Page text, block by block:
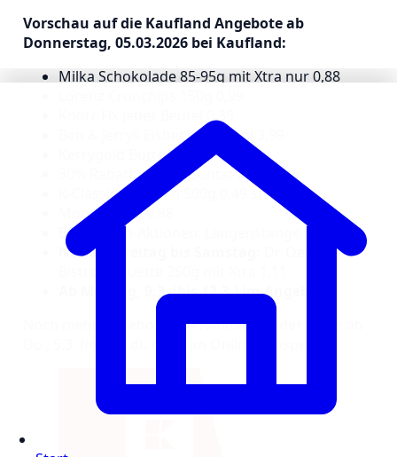
Vorschau auf die Kaufland Angebote ab
Donnerstag, 05.03.2026 bei Kaufland:
Milka Schokolade 85-95g mit Xtra nur 0,88
Knorr Fix jeder Beutel 0,39
Ben & Jerrys Eisbecher 465ml 3,99
Kerrygold Butter 250g 1,99
30% Rabatt auf alle Suntat Produkte
K-Classic Tomaten 500g 0,49 statt 0,69
Monster 0,5l 0,88
Backwaren-Aktionen: Laugenstange 0,25
Nur am Freitag bis Samstag:
Ab Montag, 9.3. (bis 12.3.) im Angebot:
Noch mehr Angebote von Kaufland in der Filiale ab